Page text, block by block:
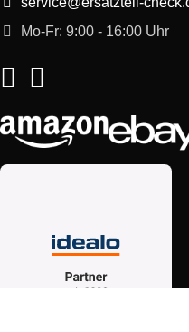
Mo-Fr: 9:00 - 16:00 Uhr